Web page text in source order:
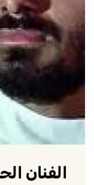
الفنان